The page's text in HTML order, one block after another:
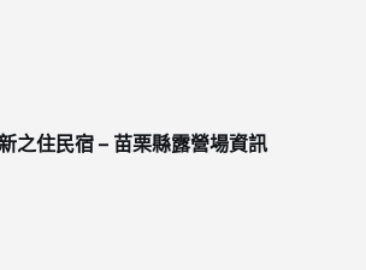
之住民宿 – 苗栗縣露營場資訊